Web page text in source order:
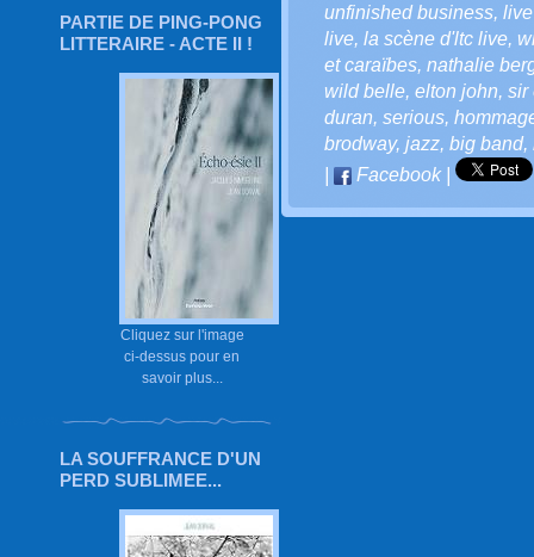
PARTIE DE PING-PONG
LITTERAIRE - ACTE II !
Cliquez sur l'image
ci-dessus pour en
savoir plus...
LA SOUFFRANCE D'UN
PERD SUBLIMEE...
unfinished business,
live, la scène d'ltc live,
et caraïbes, nathalie
wild belle, elton john, sir
duran, serious,
brodway, jazz, big band,
Facebook|